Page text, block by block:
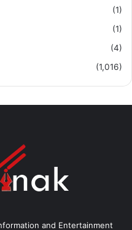
(1)
(1)
(4)
(1,016)
and Entertainment